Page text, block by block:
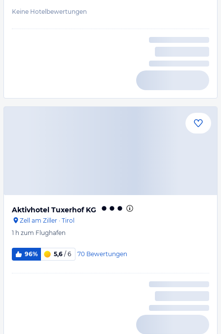
Keine Hotelbewertungen
Aktivhotel Tuxerhof KG
Zell am Ziller · Tirol
1 h zum Flughafen
96% 5,6 / 6 70 Bewertungen